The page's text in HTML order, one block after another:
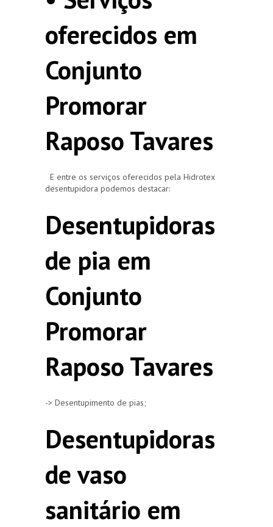
oferecidos em
Conjunto
Promorar
Raposo Tavares
E entre os serviços oferecidos pela Hidrotex
desentupidora podemos destacar:
Desentupidoras
de pia em
Conjunto
Promorar
Raposo Tavares
-> Desentupimento de pias;
Desentupidoras
de vaso
sanitário em